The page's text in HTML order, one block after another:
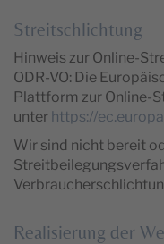
Streitschlichtung
Hinweis zur Online-
ODR-VO: Die
Plattform zur Online-
unter https://
Wir sind nicht bereit
Realisierung der